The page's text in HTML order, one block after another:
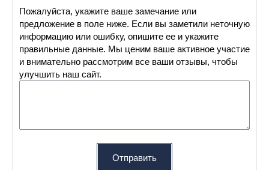
Пожалуйста, укажите ваше замечание или
предложение в поле ниже. Если вы заметили неточную
информацию или ошибку, опишите ее и укажите
правильные данные. Мы ценим ваше активное участие
и внимательно рассмотрим все ваши отзывы, чтобы
улучшить наш сайт.
Отправить